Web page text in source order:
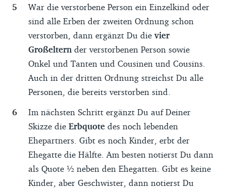
War die verstorbene Person ein Einzelkind oder
sind alle Erben der zweiten Ordnung schon
verstorben, dann ergänzt Du dievier
Großeltern der verstorbenen Person sowie
Onkel und Tanten und Cousinen und Cousins.
Auch in der dritten Ordnung streichst Du alle
Personen, die bereits verstorben sind.
Im nächsten Schritt ergänzt Du auf Deiner
Skizze die Erbquote des noch lebenden
Ehepartners. Gibt es noch Kinder, erbt der
Ehegatte die Hälfte. Am besten notierst Du dann
als Quote ½ neben den Ehegatten. Gibt es keine
Kinder, aber Geschwister, dann notierst Du